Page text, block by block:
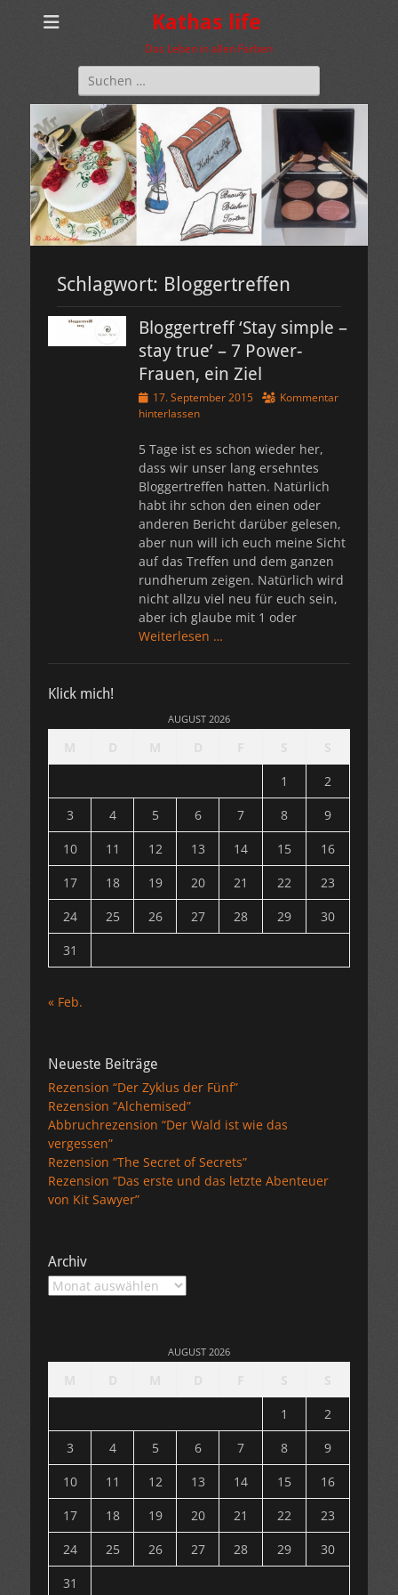
Kathas life
Das Leben in allen Farben
Suchen
nach:
Schlagwort: Bloggertreffen
Bloggertreff ‘Stay simple –
stay true’ – 7 Power-
Frauen, ein Ziel
Veröffentlicht
am
17. September 2015
Kommentar
hinterlassen
5 Tage ist es schon wieder her,
dass wir unser lang ersehntes
Bloggertreffen hatten. Natürlich
habt ihr schon den einen oder
anderen Bericht darüber gelesen,
aber nun will ich euch meine Sicht
auf das Treffen und dem ganzen
rundherum zeigen. Natürlich wird
nicht allzu viel neu für euch sein,
aber ich glaube mit 1 oder
Weiterlesen …
Klick mich!
AUGUST 2026
1
2
3
4 5 6 7 8
9
10
11 12 13 14 15
16
17
18 19 20 21 22
23
24
25 26 27 28 29
30
31
« Feb.
Neueste Beiträge
Rezension “Der Zyklus der Fünf”
Rezension “Alchemised”
Abbruchrezension “Der Wald ist wie das
vergessen”
Rezension “The Secret of Secrets”
Rezension “Das erste und das letzte Abenteuer
von Kit Sawyer”
Archiv
Archiv
AUGUST 2026
1
2
3
4 5 6 7 8
9
10
11 12 13 14 15
16
17
18 19 20 21 22
23
24
25 26 27 28 29
30
31